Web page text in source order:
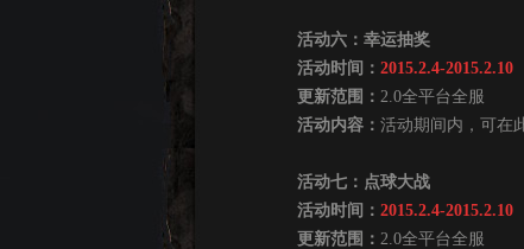
活动六：幸运抽奖
活动时间： 2015.2.4-2015.2.10
更新范围： 2.0全平台全服
活动内容： 活动期间内，可在
活动七：点球大战
活动时间： 2015.2.4-2015.2.10
更新范围： 2.0全平台全服